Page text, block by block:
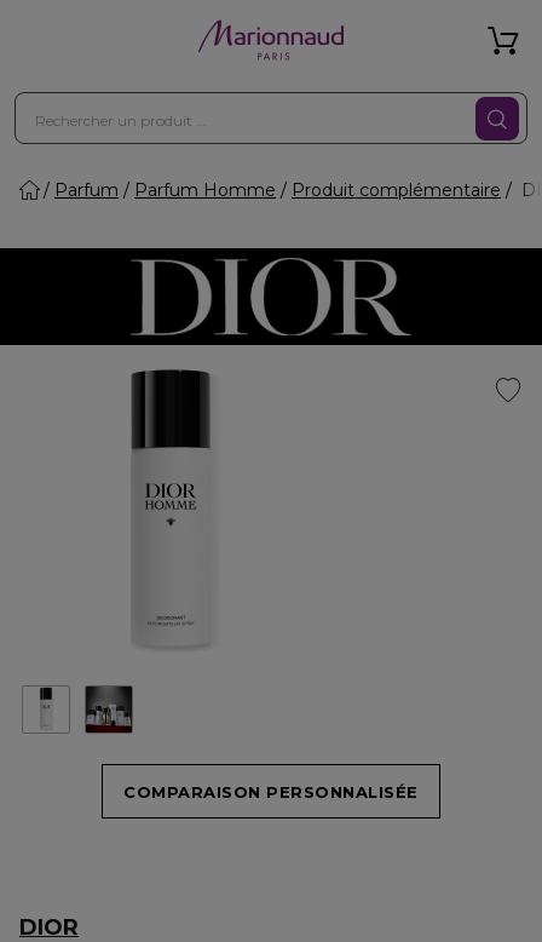
Parfum Parfum Homme Produit complémentaire
COMPARAISON PERSONNALISÉE
DIOR